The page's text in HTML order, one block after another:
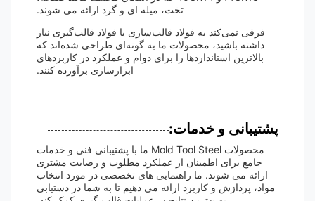
تخت، میله ای و گرد ارائه می شوند.
فرقی نمی‌کند به فولاد قالب‌سازی یا فولاد قالب‌گیری نیاز
داشته باشید، محصولات ما به گونه‌ای طراحی شده‌اند که
بالاترین استانداردها را برای دوام و عملکرد در کاربردهای
ابزارسازی برآورده کنند.
پشتیبانی و خدمات:
محصولات Mold Tool Steel ما با پشتیبانی فنی و خدمات
جامع برای اطمینان از عملکرد مطلوب و رضایت مشتری
ارائه می شوند. ما راهنمایی های تخصصی در مورد انتخاب
مواد، پردازش و کاربرد ارائه می دهیم تا به شما در دستیابی